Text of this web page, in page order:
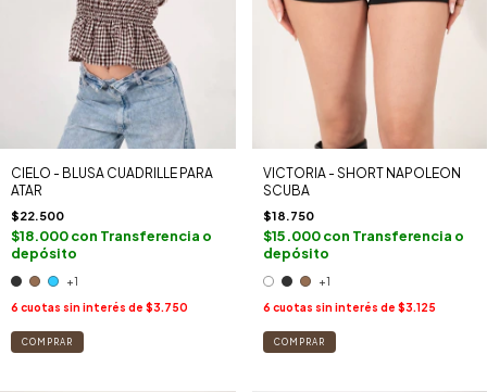
CIELO - BLUSA CUADRILLE PARA
ATAR
$22.500
$18.000con Transferencia o
depósito
+1
6 cuotas sin interés de $3.750
COMPRAR
VICTORIA - SHORT NAPOLEON
SCUBA
$18.750
$15.000con Transferencia o
depósito
+1
6 cuotas sin interés de $3.125
COMPRAR